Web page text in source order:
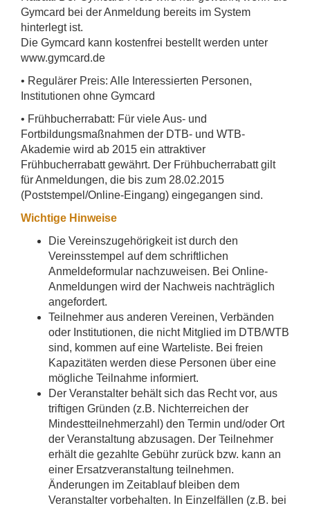
Gymcard bei der Anmeldung bereits im System
hinterlegt ist.
Die Gymcard kann kostenfrei bestellt werden unter
www.gymcard.de
• Regulärer Preis: Alle Interessierten Personen,
Institutionen ohne Gymcard
• Frühbucherrabatt: Für viele Aus- und
Fortbildungsmaßnahmen der DTB- und WTB-
Akademie wird ab 2015 ein attraktiver
Frühbucherrabatt gewährt. Der Frühbucherrabatt gilt
für Anmeldungen, die bis zum 28.02.2015
(Poststempel/Online-Eingang) eingegangen sind.
Wichtige Hinweise
Die Vereinszugehörigkeit ist durch den
Vereinsstempel auf dem schriftlichen
Anmeldeformular nachzuweisen. Bei Online-
Anmeldungen wird der Nachweis nachträglich
angefordert.
Teilnehmer aus anderen Vereinen, Verbänden
oder Institutionen, die nicht Mitglied im DTB/WTB
sind, kommen auf eine Warteliste. Bei freien
Kapazitäten werden diese Personen über eine
mögliche Teilnahme informiert.
Der Veranstalter behält sich das Recht vor, aus
triftigen Gründen (z.B. Nichterreichen der
Mindestteilnehmerzahl) den Termin und/oder Ort
der Veranstaltung abzusagen. Der Teilnehmer
erhält die gezahlte Gebühr zurück bzw. kann an
einer Ersatzveranstaltung teilnehmen.
Änderungen im Zeitablauf bleiben dem
Veranstalter vorbehalten. In Einzelfällen (z.B. bei